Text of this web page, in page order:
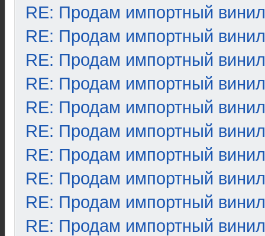
RE: Продам импортный винил
RE: Продам импортный винил
RE: Продам импортный винил
RE: Продам импортный винил
RE: Продам импортный винил
RE: Продам импортный винил
RE: Продам импортный винил
RE: Продам импортный винил
RE: Продам импортный винил
RE: Продам импортный винил